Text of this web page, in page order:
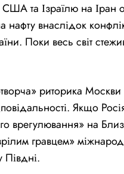
та Ізраїлю на Іран
нафту внаслідок
Поки весь світ
риторика
Якщо
врегулювання» на
гравцем»
Півдні.